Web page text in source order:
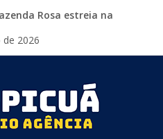
Rosa estreia na
do agronegócio
sexta-feira em Cuiabá o
AgroFestival, com rodeio e
de 2026